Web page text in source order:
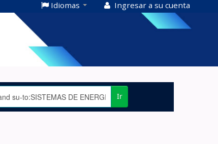
Idiomas Ingresar a su cuenta
Ir